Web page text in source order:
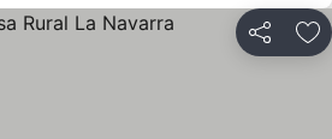
Partilhar